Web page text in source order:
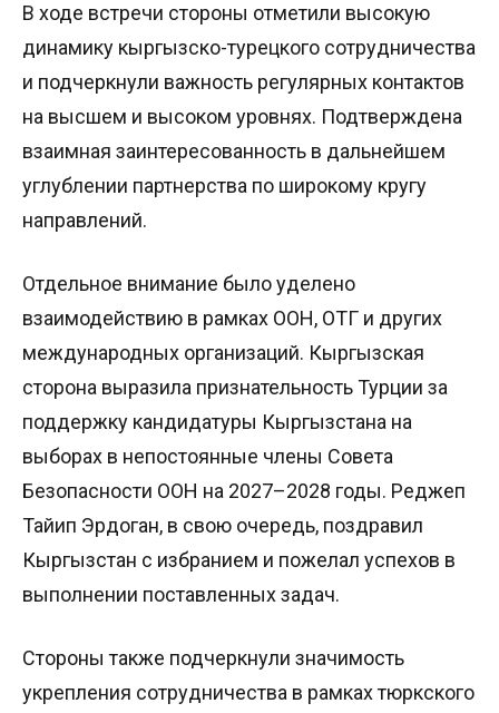
В ходе встречи стороны отметили высокую
динамику кыргызско-турецкого сотрудничества
и подчеркнули важность регулярных контактов
на высшем и высоком уровнях. Подтверждена
взаимная заинтересованность в дальнейшем
углублении партнерства по широкому кругу
направлений.
Отдельное внимание было уделено
взаимодействию в рамках ООН, ОТГ и других
международных организаций. Кыргызская
сторона выразила признательность Турции за
поддержку кандидатуры Кыргызстана на
выборах в непостоянные члены Совета
Безопасности ООН на 2027–2028 годы. Реджеп
Тайип Эрдоган, в свою очередь, поздравил
Кыргызстан с избранием и пожелал успехов в
выполнении поставленных задач.
Стороны также подчеркнули значимость
укрепления сотрудничества в рамках тюркского